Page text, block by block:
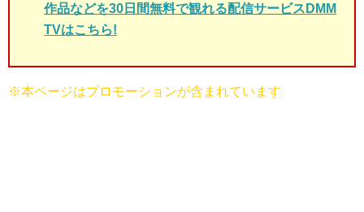
作品などを30日間無料で観れる配信サービスDMM
TVはこちら!
※本ページはプロモーションが含まれています